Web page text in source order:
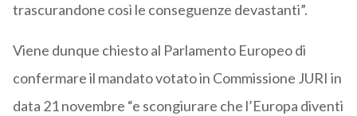
trascurandone così le conseguenze devastanti”.
Viene dunque chiesto al Parlamento Europeo di
confermare il mandato votato in Commissione JURI in
data 21 novembre “e scongiurare che l’Europa diventi